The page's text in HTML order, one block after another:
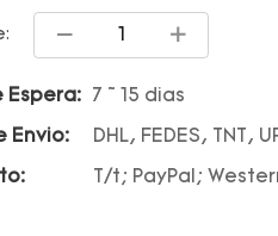
Espera: 7 ~ 15 dias
Envio: DHL, FEDES, TNT,
T/t; PayPal;